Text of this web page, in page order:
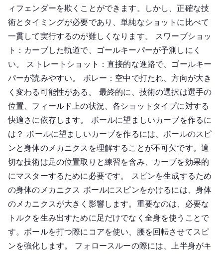
ィフェンダーを欺くことができます。しかし、正確な技
術とタイミングが必要であり、単純なショットに比べて
一貫して実行するのが難しくなります。 スワーブショッ
ト：カーブした軌道で、ゴールキーパーが予測しにく
い。 ストレートショット：直接的な進路で、ゴールキー
パーが読みやすい。 ボレー：空中で打たれ、方向が大き
く変わる可能性がある。 最終的に、技術の選択は選手の
位置、フィールド上の状況、各ショットタイプに対する
快適さに依存します。 ボールに望ましいカーブを作るに
は？ ボールに望ましいカーブを作るには、ボールのスピ
ンと身体のメカニクスを理解することが不可欠です。適
切な技術は足の位置取りと練習を含み、カーブを効果的
にマスターするために必要です。 スピンを生成するため
の身体のメカニクス ボールにスピンをかけるには、身体
のメカニクスが大きく影響します。重要なのは、必要な
トルクを生み出すために足だけでなく全身を使うことで
す。ボールを打つ際にコアを使い、腰を回転させてスピ
ンを強化します。 フォロースルーの際には、上半身がキ